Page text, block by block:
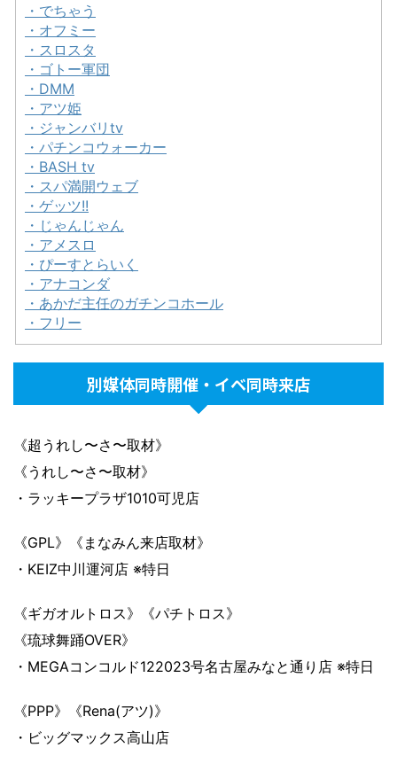
・でちゃう
・オフミー
・スロスタ
・ゴトー軍団
・DMM
・アツ姫
・ジャンバリtv
・パチンコウォーカー
・BASH tv
・スパ満開ウェブ
・ゲッツ!!
・じゃんじゃん
・アメスロ
・ぴーすとらいく
・アナコンダ
・あかだ主任のガチンコホール
・フリー
別媒体同時開催・イベ同時来店
《超うれし〜さ〜取材》
《うれし〜さ〜取材》
・ラッキープラザ1010可児店
《GPL》《まなみん来店取材》
・KEIZ中川運河店 ※特日
《ギガオルトロス》《パチトロス》
《琉球舞踊OVER》
・MEGAコンコルド122023号名古屋みなと通り店 ※特日
《PPP》《Rena(アツ)》
・ビッグマックス高山店